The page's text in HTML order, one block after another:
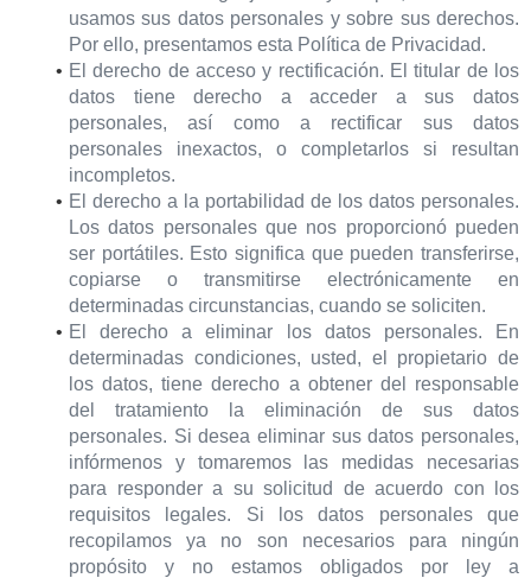
usamos sus datos personales y sobre sus derechos.
Por ello, presentamos esta Política de Privacidad.
El derecho de acceso y rectificación. El titular de los
datos tiene derecho a acceder a sus datos
personales, así como a rectificar sus datos
personales inexactos, o completarlos si resultan
incompletos.
El derecho a la portabilidad de los datos personales.
Los datos personales que nos proporcionó pueden
ser portátiles. Esto significa que pueden transferirse,
copiarse o transmitirse electrónicamente en
determinadas circunstancias, cuando se soliciten.
El derecho a eliminar los datos personales. En
determinadas condiciones, usted, el propietario de
los datos, tiene derecho a obtener del responsable
del tratamiento la eliminación de sus datos
personales. Si desea eliminar sus datos personales,
infórmenos y tomaremos las medidas necesarias
para responder a su solicitud de acuerdo con los
requisitos legales. Si los datos personales que
recopilamos ya no son necesarios para ningún
propósito y no estamos obligados por ley a